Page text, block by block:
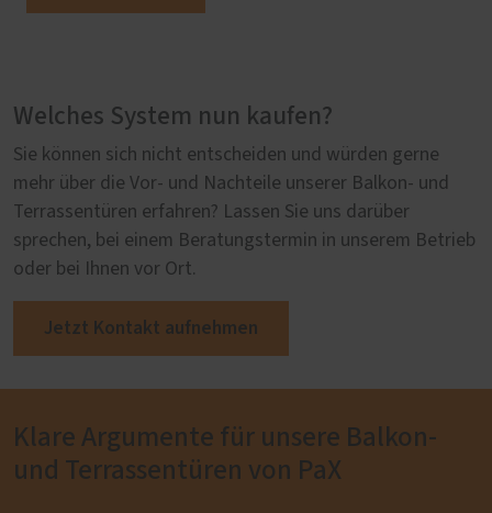
Welches System nun kaufen?
Sie können sich nicht entscheiden und würden gerne
mehr über die Vor- und Nachteile unserer Balkon- und
Terrassentüren erfahren? Lassen Sie uns darüber
sprechen, bei einem Beratungstermin in unserem Betrieb
oder bei Ihnen vor Ort.
Jetzt Kontakt aufnehmen
Klare Argumente für unsere Balkon-
und Terrassentüren von PaX